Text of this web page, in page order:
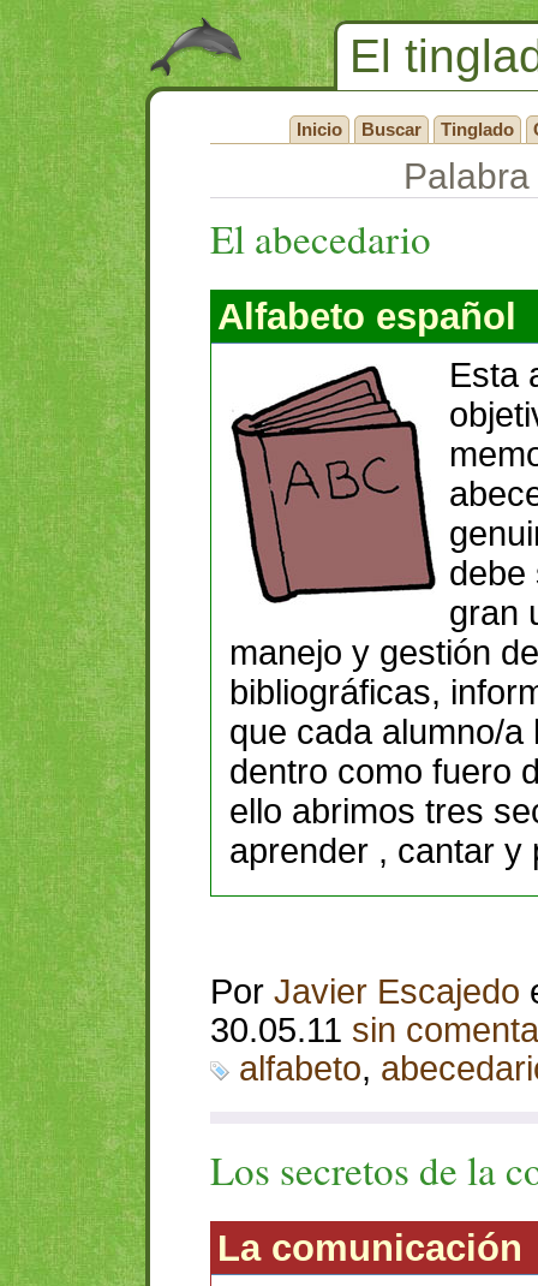
El
Inicio Buscar Tinglado
El abecedario
Alfabeto español
Esta
debe
gran
manejo y gestión
bibliográficas,
que cada alumno/
dentro como fuero
ello abrimos tres
aprender , cantar y
Por Javier Escajedo
30.05.11 sin
alfabeto,
Los secretos de la
La comunicación